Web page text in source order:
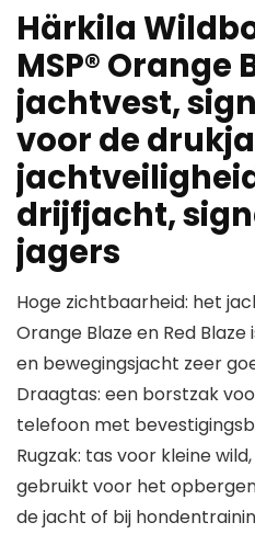
Härkila
MSP® Orange
jachtvest,
voor de
drijfjacht,
jagers
Hoge zichtbaarheid: het
Orange Blaze en Red
en bewegingsjacht zeer
Draagtas: een borstzak
telefoon met
Rugzak: tas voor kleine
gebruikt voor het
de jacht of bij